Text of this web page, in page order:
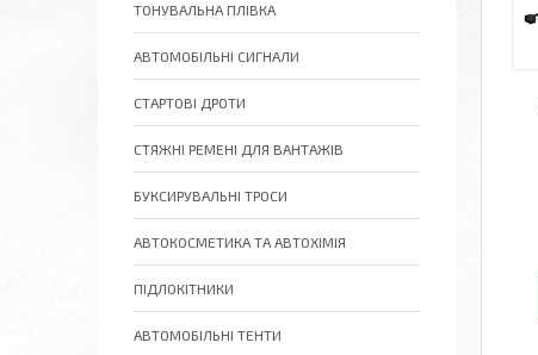
ТОНУВАЛЬНА ПЛІВКА
АВТОМОБІЛЬНІ СИГНАЛИ
СТАРТОВІ ДРОТИ
СТЯЖНІ РЕМЕНІ ДЛЯ ВАНТАЖІВ
БУКСИРУВАЛЬНІ ТРОСИ
АВТОКОСМЕТИКА ТА АВТОХІМІЯ
ПІДЛОКІТНИКИ
АВТОМОБІЛЬНІ ТЕНТИ